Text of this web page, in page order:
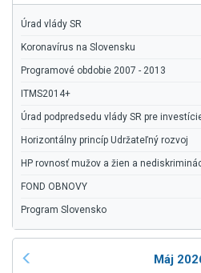
Úrad vlády SR
Koronavírus na Slovensku
Programové obdobie 2007 - 2013
ITMS2014+
Úrad podpredsedu vlády SR pre
Horizontálny princíp Udržateľný rozvoj
HP rovnosť mužov a žien a
FOND OBNOVY
Program Slovensko
Máj